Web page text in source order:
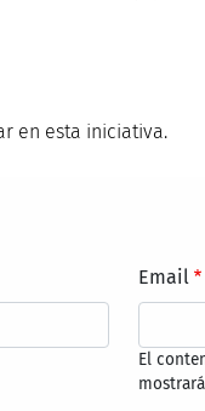
en esta iniciativa.
Email
El